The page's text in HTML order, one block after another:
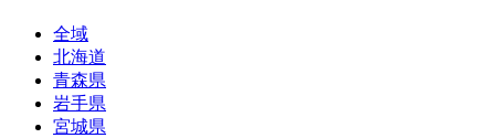
全域
北海道
青森県
岩手県
宮城県